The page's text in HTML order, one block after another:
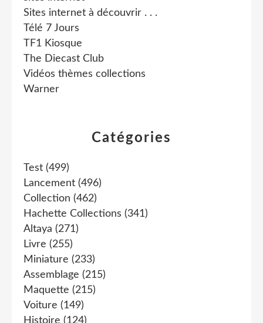
Catégories
Test (499)
Lancement (496)
Collection (462)
Hachette Collections (341)
Altaya (271)
Livre (255)
Miniature (233)
Assemblage (215)
Maquette (215)
Voiture (149)
Histoire (124)
Sites internet à découvrir . . .
Télé 7 Jours
TF1 Kiosque
The Diecast Club
Vidéos thèmes collections
Warner